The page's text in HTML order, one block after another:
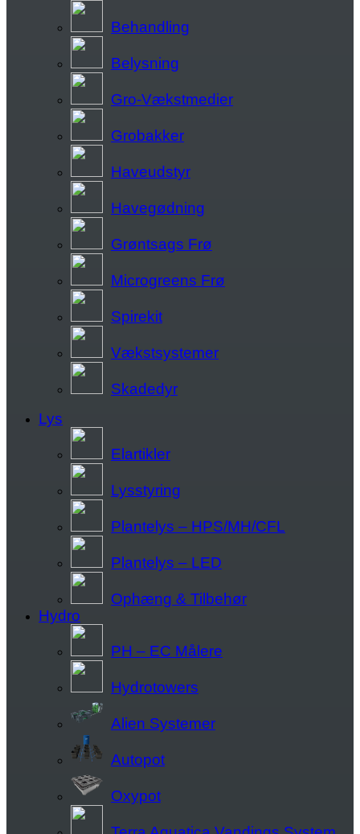
Behandling
Belysning
Gro-Vækstmedier
Grobakker
Haveudstyr
Havegødning
Grøntsags Frø
Microgreens Frø
Spirekit
Vækstsystemer
Skadedyr
Lys
Elartikler
Lysstyring
Plantelys – HPS/MH/CFL
Plantelys – LED
Ophæng & Tilbehør
Hydro
PH – EC Målere
Hydrotowers
Alien Systemer
Autopot
Oxypot